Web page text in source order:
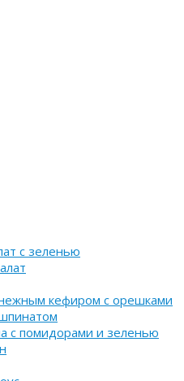
с зеленью
кефиром с орешками
с помидорами и зеленью